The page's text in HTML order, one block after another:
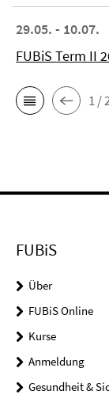
29.05. - 10.07.
FUBiS Term II
1 /
FUBiS
Über
FUBiS Online
Kurse
Anmeldung
Gesundheit &